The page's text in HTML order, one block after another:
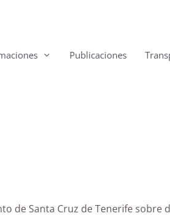
Publicaciones
de Santa Cruz de Tenerife